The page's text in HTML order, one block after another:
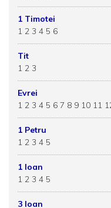
1 Timotei
1 2 3 4 5 6
Tit
1 2 3
Evrei
1 2 3 4 5 6 7 8 9 10 11
1 Petru
1 2 3 4 5
1 Ioan
1 2 3 4 5
3 Ioan